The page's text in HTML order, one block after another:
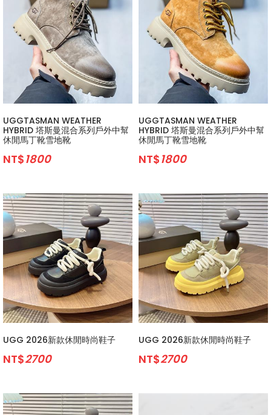
UGGTASMAN WEATHER
HYBRID 塔斯曼混合系列戶外中幫
休閒馬丁靴雪地靴
NT$1800
UGGTASMAN WEATHER
HYBRID 塔斯曼混合系列戶外中幫
休閒馬丁靴雪地靴
NT$1800
UGG 2026新款休閒時尚鞋子
NT$2700
UGG 2026新款休閒時尚鞋子
NT$2700